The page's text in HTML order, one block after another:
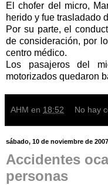
El chofer del micro,
herido y fue trasladado
Por su parte, el
de consideración, por
centro médico.
Los pasajeros del
motorizados quedaron
AHM en 18:52 No hay
sábado, 10 de noviembre de 2007
Accidentes
personas